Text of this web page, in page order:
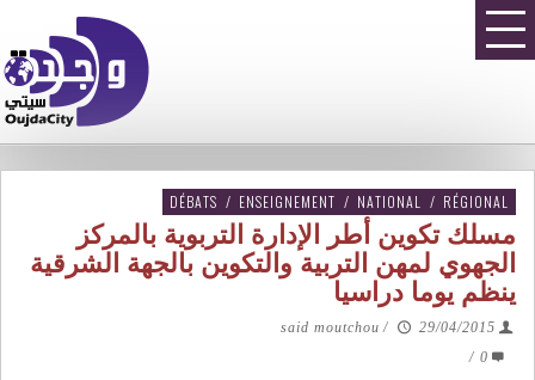
DÉBATS / ENSEIGNEMENT / NATIONAL / RÉGIONAL
مسلك تكوين أطر الإدارة التربوية بالمركز
الجهوي لمهن التربية والتكوين بالجهة الشرقية
ينظم يوما دراسيا
said moutchou /
29/04/2015
0
/